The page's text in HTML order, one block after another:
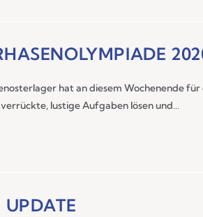
hat an diesem Wochenende
lustige Aufgaben lösen und…